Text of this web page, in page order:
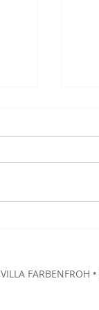
VILLA